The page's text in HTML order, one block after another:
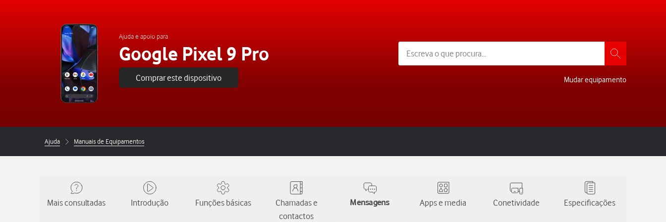
Ajuda e apoio para
Google Pixel 9 Pro
Comprar este dispositivo Mudar equipamento
Ajuda Manuais de Equipamentos
Mais consultadas Introdução Funções básicas
Chamadas e
contactos
Mensagens Apps e media Conetividade Especificações